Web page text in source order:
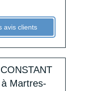
avis clients
Martres-